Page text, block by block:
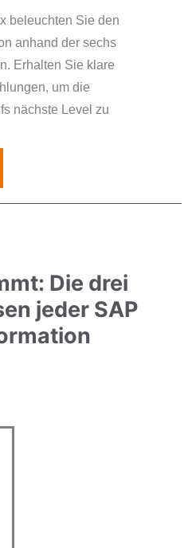
beleuchten Sie den
anhand der sechs
Erhalten Sie klare
um die
nächste Level zu
Die drei
jeder SAP